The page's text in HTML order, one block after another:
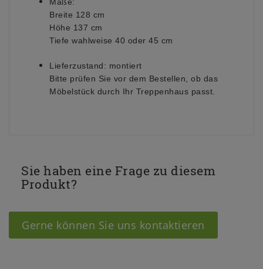
Breite 128 cm
Höhe 137 cm
Tiefe wahlweise 40 oder 45 cm
Lieferzustand: montiert
Bitte prüfen Sie vor dem Bestellen, ob das
Möbelstück durch Ihr Treppenhaus passt.
Sie haben eine Frage zu diesem
Produkt?
Gerne können Sie uns kontaktieren